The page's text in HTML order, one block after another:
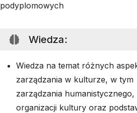
podyplomowych
Wiedza:
Wiedza na temat różnych
zarządzania w kulturze, w tym
zarządzania humanistycznego,
organizacji kultury oraz